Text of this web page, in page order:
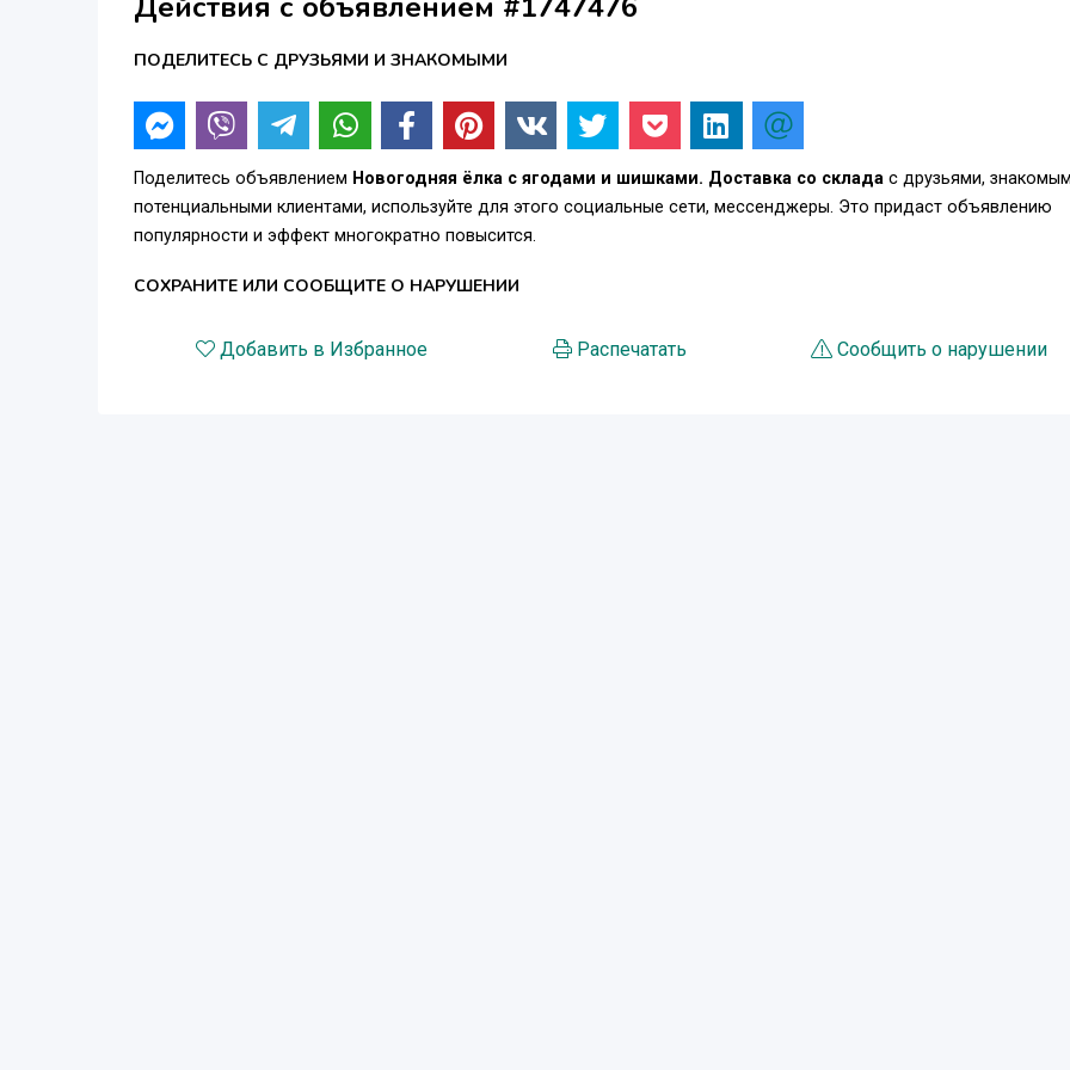
ПОДЕЛИТЕСЬ С ДРУЗЬЯМИ И ЗНАКОМЫМИ
Поделитесь объявлением Новогодняя ёлка с ягодами и шишками. Доставка со склада с друзьями,
потенциальными клиентами, используйте для этого социальные сети, мессенджеры. Это придаст объявлению
популярности и эффект многократно повысится.
СОХРАНИТЕ ИЛИ СООБЩИТЕ О НАРУШЕНИИ
Добавить в Избранное Распечатать Сообщить о нарушении